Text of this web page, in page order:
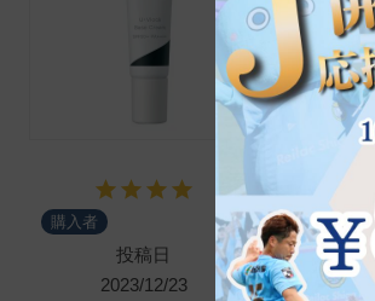
購入者
投稿日
2023/12/23